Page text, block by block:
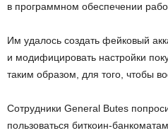
в программном обеспечении
Им удалось создать фейковый
и модифицировать настройки
таким образом, для того, чтобы
Сотрудники General Butes
пользоваться биткоин-